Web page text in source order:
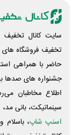
سایت کانال
تخفیف فروشگاه
حاضر با همراهی
جشنواره های صدها
اطلاع مخاطبان
سینماتیکت، بانی مد،
اسنپ شاپ، باسلام و